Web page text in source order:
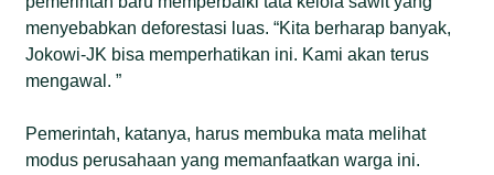
menyebabkan deforestasi luas. “Kita berharap banyak,
Jokowi-JK bisa memperhatikan ini. Kami akan terus
mengawal. ”
Pemerintah, katanya, harus membuka mata melihat
modus perusahaan yang memanfaatkan warga ini.